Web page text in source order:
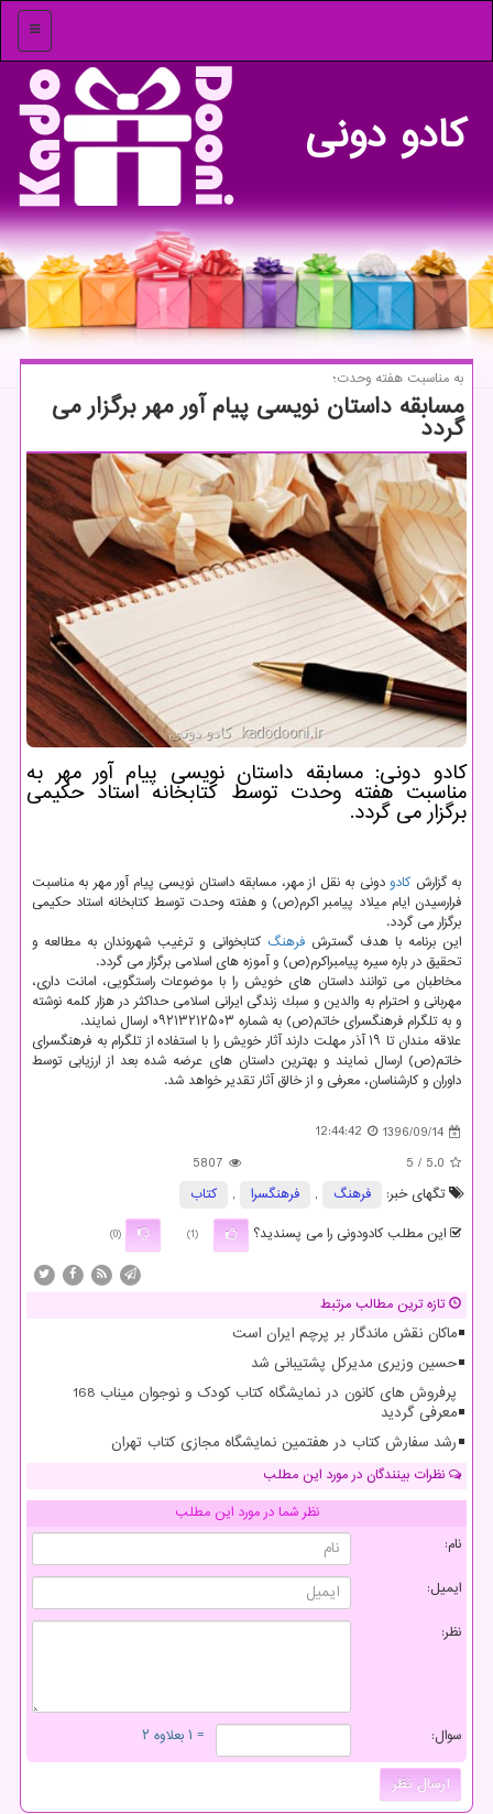
منو
كادو دونی
به مناسبت هفته وحدت؛
مسابقه داستان نویسی پیام آور مهر برگزار می
گردد
كادو دونی: مسابقه داستان نویسی پیام آور مهر به
مناسبت هفته وحدت توسط كتابخانه استاد حكیمی
برگزار می گردد.
به گزارش كادودونی به نقل از مهر، مسابقه داستان نویسی پیام آور مهر به مناسبت
فرارسیدن ایام میلاد پیامبر اكرم(ص) و هفته وحدت توسط كتابخانه استاد حكیمی
برگزار می گردد.
این برنامه با هدف گسترشفرهنگ كتابخوانی و ترغیب شهروندان به مطالعه و
تحقیق در باره سیره پیامبراكرم(ص) و آموزه های اسلامی برگزار می گردد.
مخاطبان می توانند داستان های خویش را با موضوعات راستگویی، امانت داری،
مهربانی و احترام به والدین و سبك زندگی ایرانی اسلامی حداكثر در هزار كلمه نوشته
و به تلگرام فرهنگسرای خاتم(ص) به شماره ۰۹۲۱۳۲۱۲۵۰۳ ارسال نمایند.
علاقه مندان تا ۱۹ آذر مهلت دارند آثار خویش را با استفاده از تلگرام به فرهنگسرای
خاتم(ص) ارسال نمایند و بهترین داستان های عرضه شده بعد از ارزیابی توسط
داوران و كارشناسان، معرفی و از خالق آثار تقدیر خواهد شد.
1396/09/14
12:44:42
5.0
/ 5
5807
تگهای خبر:
فرهنگ , فرهنگسرا ,
كتاب
این مطلب کادودونی را می پسندید؟
(1)
(0)
تازه ترین مطالب مرتبط
ماکان نقش ماندگار بر پرچم ایران است
حسین وزیری مدیرکل پشتیبانی شد
پرفروش های کانون در نمایشگاه کتاب کودک و نوجوان میناب 168
معرفی گردید
رشد سفارش کتاب در هفتمین نمایشگاه مجازی کتاب تهران
نظرات بینندگان در مورد این مطلب
نظر شما در مورد این مطلب
نام:
ایمیل:
نظر:
سوال: = ۱ بعلاوه ۲